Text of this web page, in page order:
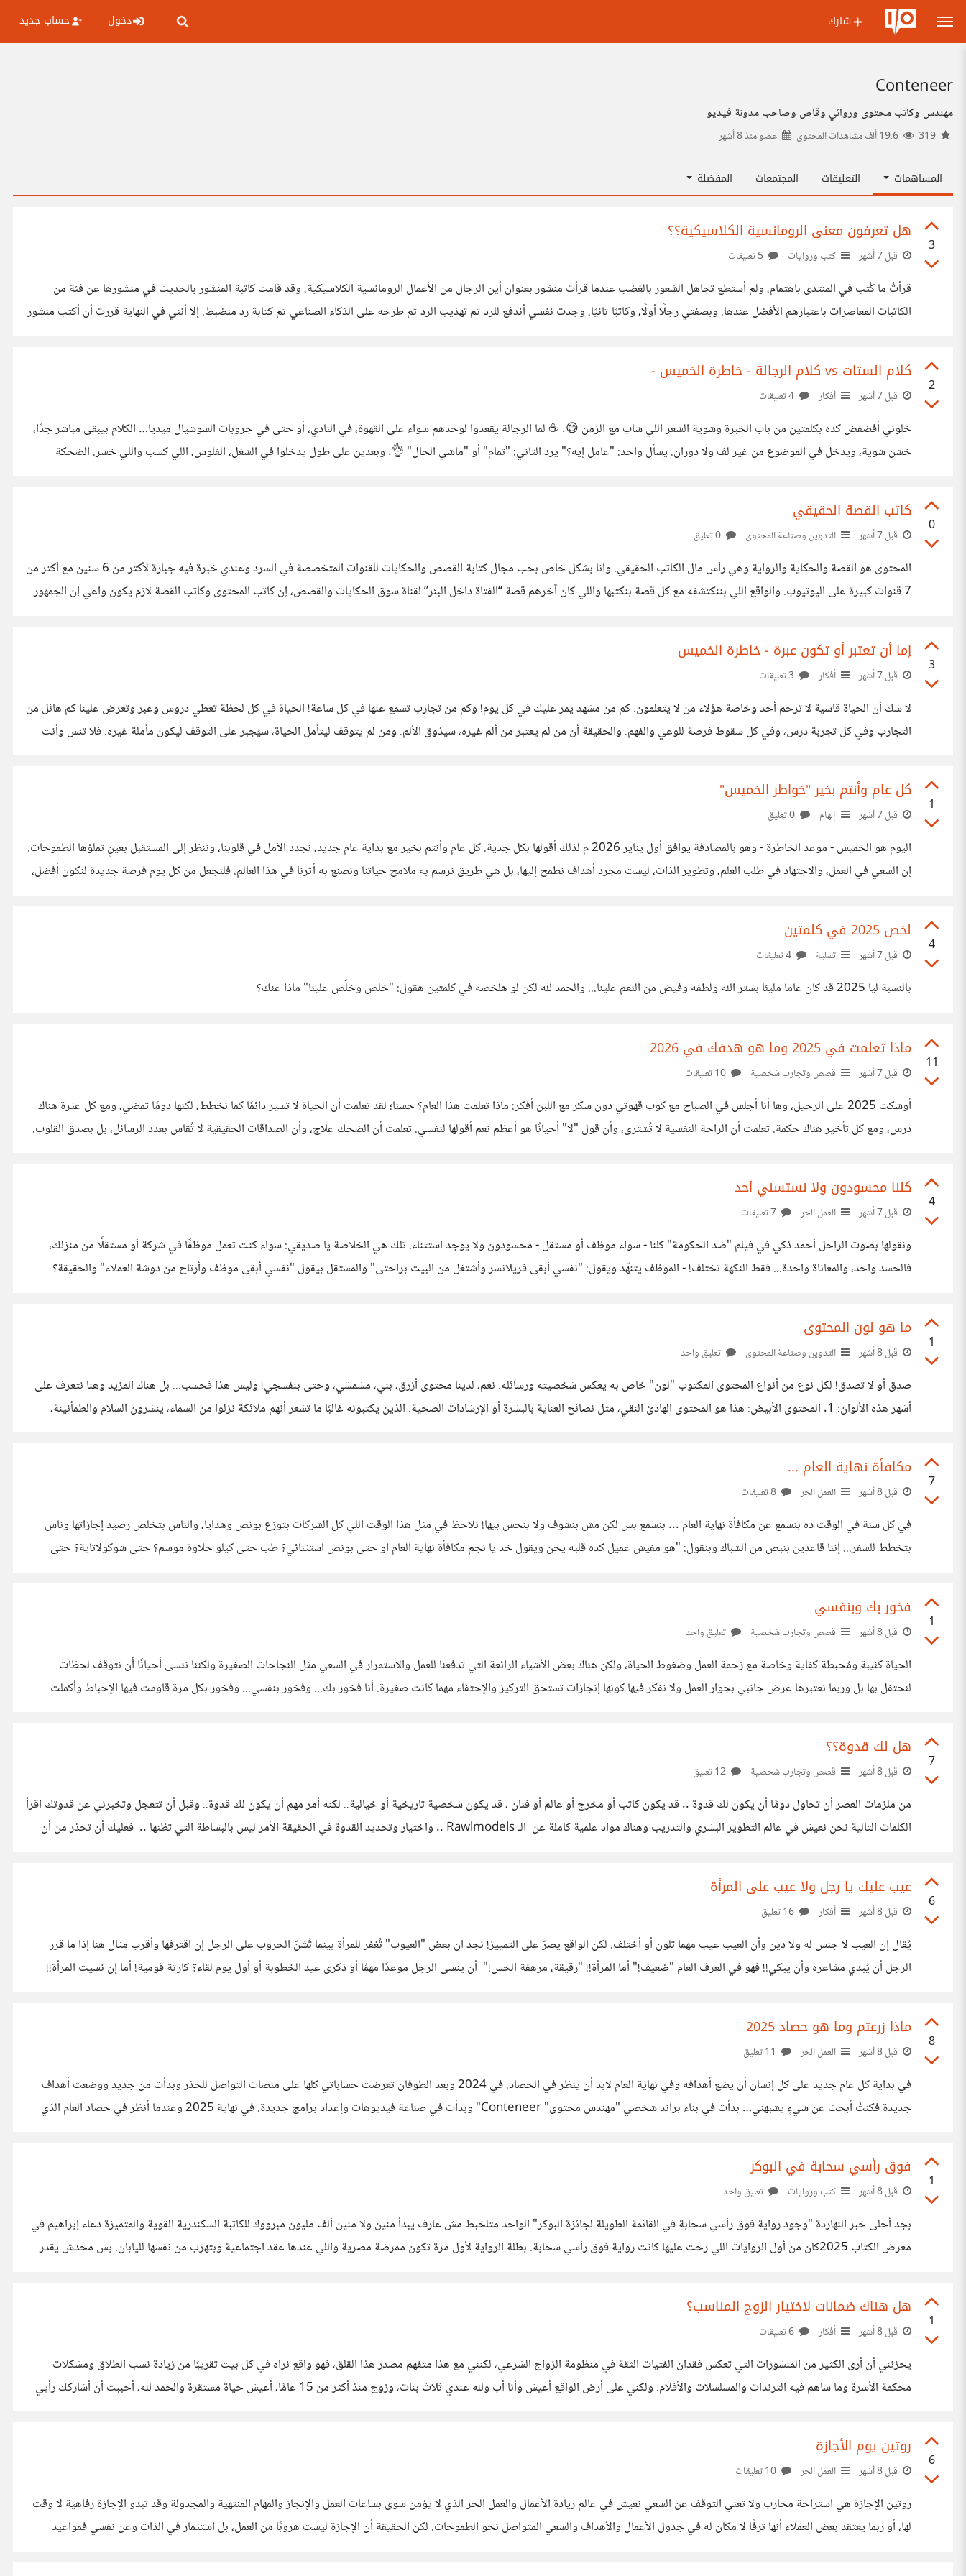
شارك دخول حساب جديد
Conteneer
مهندس وكاتب محتوى وروائي وقاص وصاحب مدونة فيديو
عضو منذ8 أشهر
المساهمات التعليقات المجتمعات المفضلة
3
هل تعرفون معنى الرومانسية الكلاسيكية؟؟
قبل 7 أشهر كتب وروايات
قرأتُ ما كُتب في المنتدى باهتمام، ولم أستطع تجاهل الشعور بالغضب عندما قرأت منشور بعنوان أين الرجال من الأعمال الرومانسية الكلاسيكية، وقد قامت كاتبة المنشور بالحديث في منشورها عن فئة من
الكاتبات المعاصرات باعتبارهم الأفضل عندها. وبصفتي رجلًا أولًا، وكاتبًا ثانيًا، وجدت نفسي أندفع للرد ثم تهذيب الرد ثم طرحه على الذكاء الصناعي ثم كتابة رد منضبط. إلا أنني في النهاية قررت أن أكتب منشور
2
كلام الستات vs كلام الرجالة - خاطرة الخميس -
قبل 7 أشهر أفكار
خلوني أفضفض كده بكلمتين من باب الخبرة وشوية الشعر اللي شاب مع الزمن 😅. ☕ لما الرجالة يقعدوا لوحدهم سواء على القهوة، في النادي، أو حتى في جروبات السوشيال ميديا… الكلام بيبقى مباشر جدًا،
خشن شوية، ويدخل في الموضوع من غير لف ولا دوران. يسأل واحد: "عامل إيه؟" يرد التاني: "تمام" أو "ماشي الحال" 👌. وبعدين على طول يدخلوا في الشغل، الفلوس، اللي كسب واللي خسر. الضحكة
0
كاتب القصة الحقيقي
قبل 7 أشهر التدوين وصناعة المحتوى
المحتوى هو القصة والحكاية والرواية وهي رأس مال الكاتب الحقيقي. وانا بشكل خاص بحب مجال كتابة القصص والحكايات للقنوات المتخصصة في السرد وعندي خبرة فيه جبارة لأكتر من 6 سنين مع أكتر من
7 قنوات كبيرة على اليوتيوب. والواقع اللي بننكتشفه مع كل قصة بنكتبها واللي كان آخرهم قصة “الفتاة داخل البئر” لقناة سوق الحكايات والقصص، إن كاتب المحتوى وكاتب القصة لازم يكون واعي إن الجمهور
3
إما أن تعتبر أو تكون عبرة - خاطرة الخميس
قبل 7 أشهر أفكار
لا شك أن الحياة قاسية لا ترحم أحد وخاصة هؤلاء من لا يتعلمون. كم من مشهد يمر عليك في كل يوم! وكم من تجارب تسمع عنها في كل ساعة! الحياة في كل لحظة تعطي دروس وعبر وتعرض علينا كم هائل من
التجارب وفي كل تجربة درس، وفي كل سقوط فرصة للوعي والفهم. والحقيقة أن من لم يعتبر من ألم غيره، سيذوق الألم. ومن لم يتوقف ليتأمل الحياة، سيُجبر على التوقف ليكون مأملة غيره. فلا تنس وأنت
1
كل عام وأنتم بخير "خواطر الخميس"
قبل 7 أشهر إلهام
اليوم هو الخميس - موعد الخاطرة - وهو بالمصادفة يوافق أول يناير 2026 م لذلك أقولها بكل جدية. كل عام وأنتم بخير مع بداية عام جديد، نجدد الأمل في قلوبنا، وننظر إلى المستقبل بعينٍ تملؤها الطموحات.
إن السعي في العمل، والاجتهاد في طلب العلم، وتطوير الذات، ليست مجرد أهداف نطمح إليها، بل هي طريق نرسم به ملامح حياتنا ونصنع به أثرنا في هذا العالم. فلنجعل من كل يوم فرصة جديدة لنكون أفضل،
4
لخص 2025 في كلمتين
قبل 7 أشهر تسلية
بالنسبة ليا 2025 قد كان عاما مليئا بستر الله ولطفه وفيض من النعم علينا... والحمد لله لكن لو هلخصه في كلمتين هقول: "خلص وخلّص علينا" ماذا عنك؟
11
ماذا تعلمت في 2025 وما هو هدفك في 2026
قبل 7 أشهر قصص وتجارب شخصية
أوشكت 2025 على الرحيل، وها أنا أجلس في الصباح مع كوب قهوتي دون سكر مع اللبن أفكر: ماذا تعلمت هذا العام؟ حسنا؛ لقد تعلمت أن الحياة لا تسير دائمًا كما نخطط، لكنها دومًا تمضي، ومع كل عثرة هناك
درس، ومع كل تأخير هناك حكمة. تعلمت أن الراحة النفسية لا تُشترى، وأن قول "لا" أحيانًا هو أعظم نعم أقولها لنفسي. تعلمت أن الضحك علاج، وأن الصداقات الحقيقية لا تُقاس بعدد الرسائل، بل بصدق القلوب.
4
كلنا محسودون ولا نستسني أحد
قبل 7 أشهر العمل الحر
ونقولها بصوت الراحل أحمد ذكي في فيلم "ضد الحكومة" كلنا - سواء موظف أو مستقل - محسودون ولا يوجد استثناء. تلك هي الخلاصة يا صديقي: سواء كنت تعمل موظفًا في شركة أو مستقلًا من منزلك،
فالحسد واحد، والمعاناة واحدة... فقط النكهة تختلف! - الموظف يتنهّد ويقول: "نفسي أبقى فريلانسر وأشتغل من البيت براحتى" والمستقل بيقول "نفسي أبقى موظف وأرتاح من دوشة العملاء" والحقيقة؟
1
ما هو لون المحتوى
قبل 8 أشهر التدوين وصناعة المحتوى تعليق واحد
صدق أو لا تصدق! لكل نوع من أنواع المحتوى المكتوب "لون" خاص به يعكس شخصيته ورسائله. نعم، لدينا محتوى أزرق، بني، مشمشي، وحتى بنفسجي! وليس هذا فحسب... بل هناك المزيد وهنا نتعرف على
أشهر هذه الألوان: 1. المحتوى الأبيض: هذا هو المحتوى الهادئ النقي، مثل نصائح العناية بالبشرة أو الإرشادات الصحية. الذين يكتبونه غالبًا ما تشعر أنهم ملائكة نزلوا من السماء، ينشرون السلام والطمأنينة،
7
مكافأة نهاية العام ...
قبل 8 أشهر العمل الحر
في كل سنة في الوقت ده بنسمع عن مكافأة نهاية العام ... بنسمع بس لكن مش بنشوف ولا بنحس بيها! نلاحظ في مثل هذا الوقت اللي كل الشركات بتوزع بونص وهدايا، والناس بتخلص رصيد إجازاتها وناس
بتخطط للسفر... إننا قاعدين بنبص من الشباك وبنقول: "هو مفيش عميل كده قلبه يحن ويقول خد يا نجم مكافأة نهاية العام او حتى بونص استثنائي؟ طب حتى كيلو حلاوة موسم؟ حتى شوكولاتاية؟ حتى
1
فخور بك وبنفسي
قبل 8 أشهر قصص وتجارب شخصية تعليق واحد
الحياة كئيبة ومُحبطة كفاية وخاصة مع زحمة العمل وضغوط الحياة، ولكن هناك بعض الأشياء الرائعة التي تدفعنا للعمل والاستمرار في السعي مثل النجاحات الصغيرة ولكننا ننسى أحيانًا أن نتوقف لحظات
لنحتفل بها بل وربما نعتبرها عرض جانبي بجوار العمل ولا نفكر فيها كونها إنجازات تستحق التركيز والإحتفاء مهما كانت صغيرة. أنا فخور بك... وفخور بنفسي... وفخور بكل مرة قاومت فيها الإحباط وأكملت
7
هل لك قدوة؟؟
قبل 8 أشهر قصص وتجارب شخصية
من ملزمات العصر أن تحاول دومًا أن يكون لك قدوة .. قد يكون كاتب أو مخرج أو عالم أو فنان ، قد يكون شخصية تاريخية أو خيالية.. لكنه أمر مهم أن يكون لك قدوة.. وقبل أن تتعجل وتخبرني عن قدوتك اقرأ
الكلمات التالية نحن نعيش في عالم التطوير البشري والتدريب وهناك مواد علمية كاملة عن الـ Rawlmodels .. واختيار وتحديد القدوة في الحقيقة الأمر ليس بالبساطة التي تظنها .. فعليك أن تحذر من أن
6
عيب عليك يا رجل ولا عيب على المرأة
قبل 8 أشهر أفكار
يُقال إن العيب لا جنس له ولا دين وأن العيب عيب مهما تلون أو أختلف. لكن الواقع يصرّ على التمييز! نجد ان بعض "العيوب" تُغفر للمرأة بينما تُشنّ الحروب على الرجل إن اقترفها وأقرب مثال هنا إذا ما قرر
الرجل أن يُبدي مشاعره وأن يبكي!! فهو في العرف العام "ضعيف!" أما المرأة!! "رقيقة، مرهفة الحس!" أن ينسى الرجل موعدًا مهمًا أو ذكرى عيد الخطوبة أو أول يوم لقاء؟ كارثة قومية! أما إن نسيت المرأة!!
8
ماذا زرعتم وما هو حصاد 2025
قبل 8 أشهر العمل الحر
في بداية كل عام جديد على كل إنسان أن يضع أهدافه وفي نهاية العام لابد أن ينظر في الحصاد. في 2024 وبعد الطوفان تعرضت حساباتي كلها على منصات التواصل للحذر وبدأت من جديد ووضعت أهداف
جديدة فكنتُ أبحث عن شيءٍ يشبهني… بدأت في بناء براند شخصي "مهندس محتوى" Conteneer" وبدأت في صناعة فيديوهات وإعداد برامج جديدة. في نهاية 2025 وعندما أنظر في حصاد العام الذي
1
فوق رأسي سحابة في البوكر
قبل 8 أشهر كتب وروايات تعليق واحد
بجد أحلى خبر النهاردة "وجود رواية فوق رأسي سحابة في القائمة الطويلة لجائزة البوكر" الواحد متلخبط مش عارف يبدأ منين ولا منين ألف مليون مبرووك للكاتبة السكندرية القوية والمتميزة دعاء إبراهيم في
معرض الكتاب 2025كان من أول الروايات اللي رحت عليها كانت رواية فوق رأسي سحابة. بطلة الرواية لأول مرة تكون ممرضة مصرية واللي عندها عقد اجتماعية وبتهرب من نفسها لليابان. بس محدش يقدر
1
هل هناك ضمانات لاختيار الزوج المناسب؟
قبل 8 أشهر أفكار
يحزنني أن أرى الكثير من المنشورات التي تعكس فقدان الفتيات الثقة في منظومة الزواج الشرعي، لكنني مع هذا متفهم مصدر هذا القلق، فهو واقع نراه في كل بيت تقريبًا من زيادة نسب الطلاق ومشكلات
محكمة الأسرة وما ساهم فيه الترندات والمسلسلات والأفلام. ولكني على أرض الواقع أعيش وأنا أب ولله عندي ثلاث بنات، وزوج منذ أكثر من 15 عامًا، أعيش حياة مستقرة والحمد لله، أحببت أن أشاركك رأيي
6
روتين يوم الأجازة
قبل 8 أشهر العمل الحر
روتين الإجازة هي استراحة محارب ولا تعني التوقف عن السعي نعيش في عالم ريادة الأعمال والعمل الحر الذي لا يؤمن سوى بساعات العمل والإنجاز والمهام المنتهية والمجدولة وقد تبدو الإجازة رفاهية لا وقت
لها، أو ربما يعتقد بعض العملاء أنها ترفًا لا مكان له في جدول الأعمال والأهداف والسعي المتواصل نحو الطموحات. لكن الحقيقة أن الإجازة ليست هروبًا من العمل، بل استثمار في الذات وعن نفسي فمواعيد